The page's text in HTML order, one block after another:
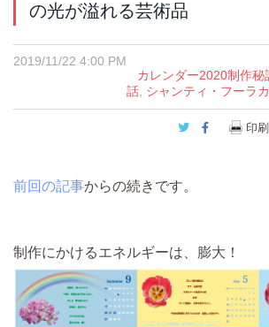
の光が溢れる芸術品
2019/11/22 4:00 PM
カレンダー2020制作秘
話 シャンティ・フーラ
Twitter印刷
前回の記事からの続きです。
制作にかけるエネルギーは、膨大！